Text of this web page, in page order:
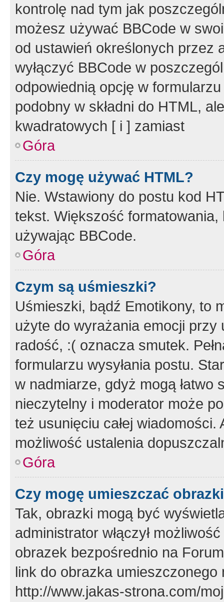
kontrolę nad tym jak
możesz używać BBCode w
od ustawień określonych przez
wyłączyć BBCode w
odpowiednią opcję w
podobny w składni do HTML,
kwadratowych [ i ] zamiast
Góra
Czy mogę używać HTML?
Nie. Wstawiony do postu kod
tekst. Większość
używając BBCode.
Góra
Czym są uśmieszki?
Uśmieszki, bądź Emotikony, to
użyte do wyrażania emocji
radość, :( oznacza smutek.
formularzu wysyłania postu.
w nadmiarze, gdyż mogą
nieczytelny i moderator może
też usunięciu całej
możliwość ustalenia
Góra
Czy mogę umieszczać
Tak, obrazki mogą być
administrator włączył
obrazek bezpośrednio na
link do obrazka
http://www.jakas-strona.com/